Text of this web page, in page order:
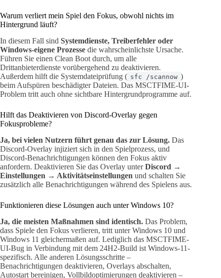
Warum verliert mein Spiel den Fokus, obwohl nichts im
Hintergrund läuft?
In diesem Fall sind Systemdienste, Treiberfehler oder
Windows-eigene Prozesse die wahrscheinlichste Ursache.
Führen Sie einen Clean Boot durch, um alle
Drittanbieterdienste vorübergehend zu deaktivieren.
Außerdem hilft die Systemdateiprüfung ( sfc /scannow )
beim Aufspüren beschädigter Dateien. Das MSCTFIME-UI-
Problem tritt auch ohne sichtbare Hintergrundprogramme auf.
Hilft das Deaktivieren von Discord-Overlay gegen
Fokusprobleme?
Ja, bei vielen Nutzern führt genau das zur Lösung. Das
Discord-Overlay injiziert sich in den Spielprozess, und
Discord-Benachrichtigungen können den Fokus aktiv
anfordern. Deaktivieren Sie das Overlay unterDiscord →
Einstellungen → Aktivitätseinstellungen und schalten Sie
zusätzlich alle Benachrichtigungen während des Spielens aus.
Funktionieren diese Lösungen auch unter Windows 10?
Ja, die meisten Maßnahmen sind identisch. Das Problem,
dass Spiele den Fokus verlieren, tritt unter Windows 10 und
Windows 11 gleichermaßen auf. Lediglich das MSCTFIME-
UI-Bug in Verbindung mit dem 24H2-Build ist Windows-11-
spezifisch. Alle anderen Lösungsschritte –
Benachrichtigungen deaktivieren, Overlays abschalten,
Autostart bereinigen, Vollbildoptimierungen deaktivieren –